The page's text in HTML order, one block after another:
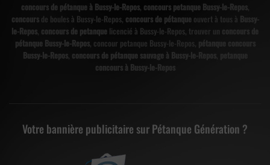
concours de pétanque à Bussy-le-Repos, concours petanque Bussy-le-Repos,
concoursde boules à Bussy-le-Repos, concours de pétanqueouvert à tous à Bussy-
le-Repos, concours de petanque licencié à Bussy-le-Repos, trouver un concours de
pétanque Bussy-le-Repos, concour petanque Bussy-le-Repos, pétanque concours
Bussy-le-Repos, concours de pétanque sauvage à Bussy-le-Repos
concours à Bussy-le-Repos
Votre bannière publicitaire sur Pétanque Génération ?